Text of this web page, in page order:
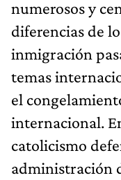
numerosos y
diferencias de
inmigración
temas
el
internacional.
catolicismo
administración